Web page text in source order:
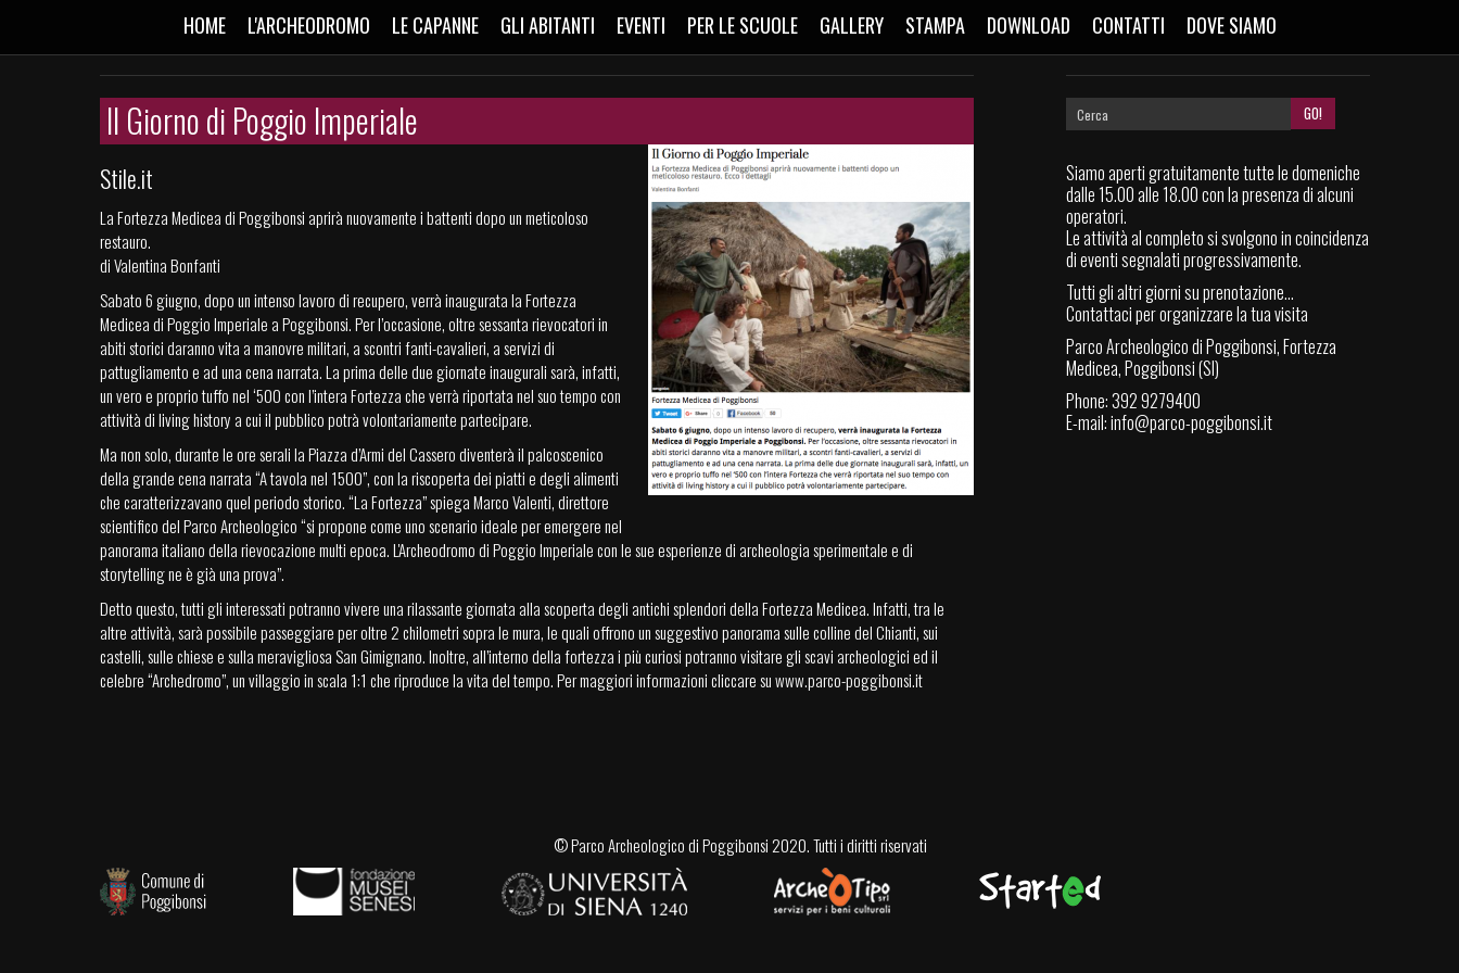
HOME L'ARCHEODROMO LE CAPANNE GLI ABITANTI EVENTI PER LE SCUOLE GALLERY STAMPA DOWNLOAD CONTATTI DOVE SIAMO
Il Giorno di Poggio Imperiale
Stile.it
La Fortezza Medicea di Poggibonsi aprirà nuovamente i battenti dopo un meticoloso
restauro.
di Valentina Bonfanti
Sabato 6 giugno, dopo un intenso lavoro di recupero, verrà inaugurata la Fortezza
Medicea di Poggio Imperiale a Poggibonsi. Per l’occasione, oltre sessanta rievocatori in
abiti storici daranno vita a manovre militari, a scontri fanti-cavalieri, a servizi di
pattugliamento e ad una cena narrata. La prima delle due giornate inaugurali sarà, infatti,
un vero e proprio tuffo nel ‘500 con l’intera Fortezza che verrà riportata nel suo tempo con
attività di living history a cui il pubblico potrà volontariamente partecipare.
Ma non solo, durante le ore serali la Piazza d’Armi del Cassero diventerà il palcoscenico
della grande cena narrata “A tavola nel 1500”, con la riscoperta dei piatti e degli alimenti
che caratterizzavano quel periodo storico. “La Fortezza” spiega Marco Valenti, direttore
scientifico del Parco Archeologico “si propone come uno scenario ideale per emergere nel
panorama italiano della rievocazione multi epoca. L'Archeodromo di Poggio Imperiale con le sue esperienze di archeologia sperimentale e di
storytelling ne è già una prova”.
Detto questo, tutti gli interessati potranno vivere una rilassante giornata alla scoperta degli antichi splendori della Fortezza Medicea. Infatti, tra le
altre attività, sarà possibile passeggiare per oltre 2 chilometri sopra le mura, le quali offrono un suggestivo panorama sulle colline del Chianti, sui
castelli, sulle chiese e sulla meravigliosa San Gimignano. Inoltre, all’interno della fortezza i più curiosi potranno visitare gli scavi archeologici ed il
celebre “Archedromo”, un villaggio in scala 1:1 che riproduce la vita del tempo. Per maggiori informazioni cliccare suwww.parco-poggibonsi.it
Siamo aperti gratuitamente tutte le domeniche
dalle 15.00 alle 18.00 con la presenza di alcuni
operatori.
Le attività al completo si svolgono in coincidenza
di eventi segnalati progressivamente.
Tutti gli altri giorni su prenotazione...
Contattaci per organizzare la tua visita
Parco Archeologico di Poggibonsi, Fortezza
Medicea, Poggibonsi (SI)
Phone: 392 9279400
E-mail:info@parco-poggibonsi.it
©Parco Archeologico di Poggibonsi 2020. Tutti i diritti riservati